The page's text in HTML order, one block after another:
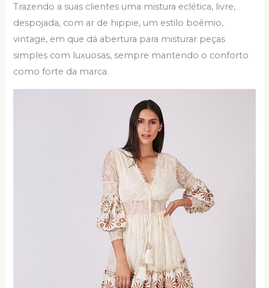
Trazendo a suas clientes uma mistura eclética, livre,
despojada, com ar de hippie, um estilo boêmio,
vintage, em que dá abertura para misturar peças
simples com luxuosas, sempre mantendo o conforto
como forte da marca.